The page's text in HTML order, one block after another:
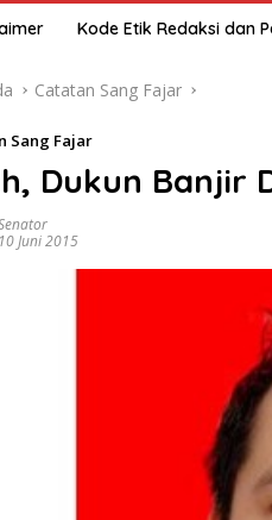
Kode Etik Redaksi dan
Catatan Sang Fajar
Sang Fajar
Dukun Banjir
10 Juni 2015